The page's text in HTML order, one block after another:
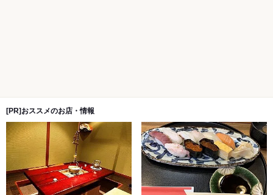
[PR]おススメのお店・情報